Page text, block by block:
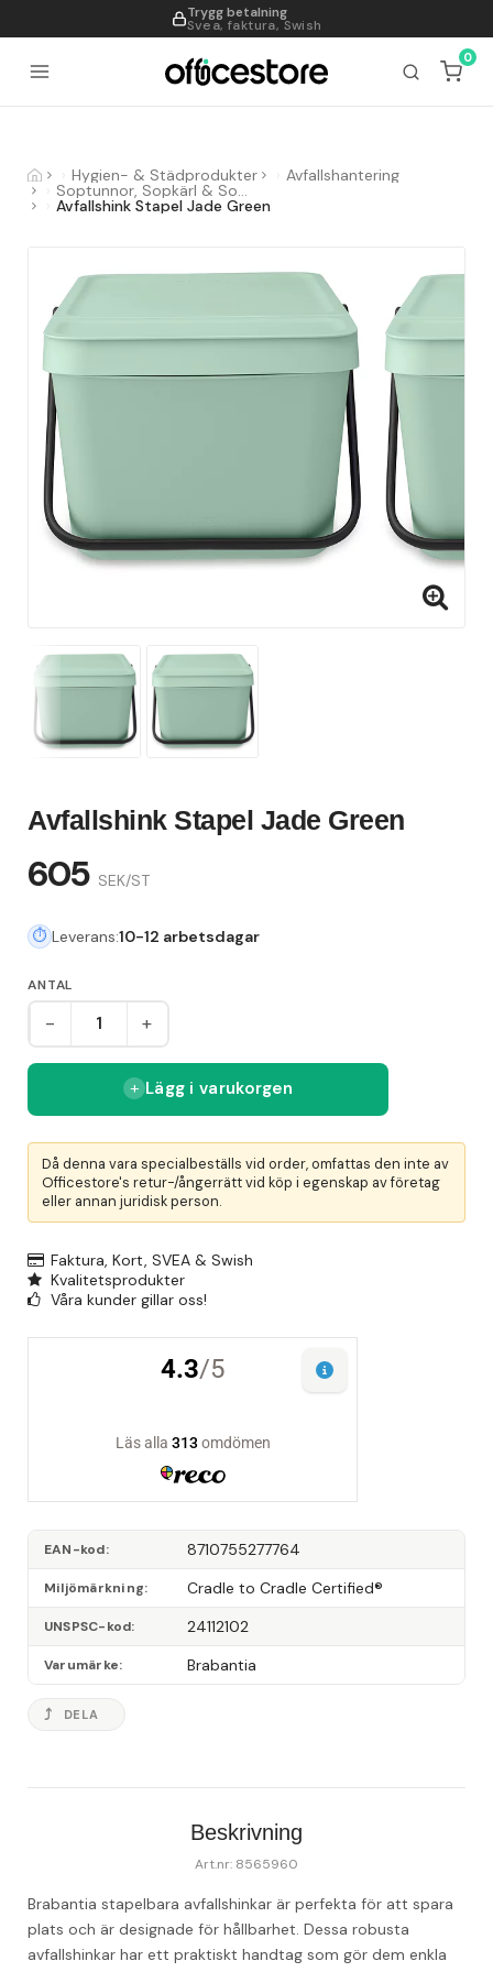
Trygg betalning
Svea, faktura, Swish
995
0
Hygien- & Städprodukter Avfallshantering
Soptunnor, Sopkärl & Sopsorteringskärl
Avfallshink Stapel Jade Green
Avfallshink Stapel Jade Green
605 SEK/ST
Leverans:10-12 arbetsdagar
ANTAL
- +
Lägg i varukorgen
Då denna vara specialbeställs vid order, omfattas den inte av
Officestore's retur-/ångerrätt vid köp i egenskap av företag
eller annan juridisk person.
Faktura, Kort, SVEA & Swish
Kvalitetsprodukter
Våra kunder gillar oss!
EAN-kod 8710755277764
Miljömärkning Cradle to Cradle Certified®
UNSPSC-kod 24112102
Varumärke Brabantia
DELA
Beskrivning
Art.nr: 8565960
Brabantia stapelbara avfallshinkar är perfekta för att spara
plats och är designade för hållbarhet. Dessa robusta
avfallshinkar har ett praktiskt handtag som gör dem enkla